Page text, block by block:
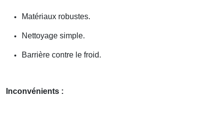
Matériaux robustes.
Nettoyage simple.
Barrière contre le froid.
Inconvénients :